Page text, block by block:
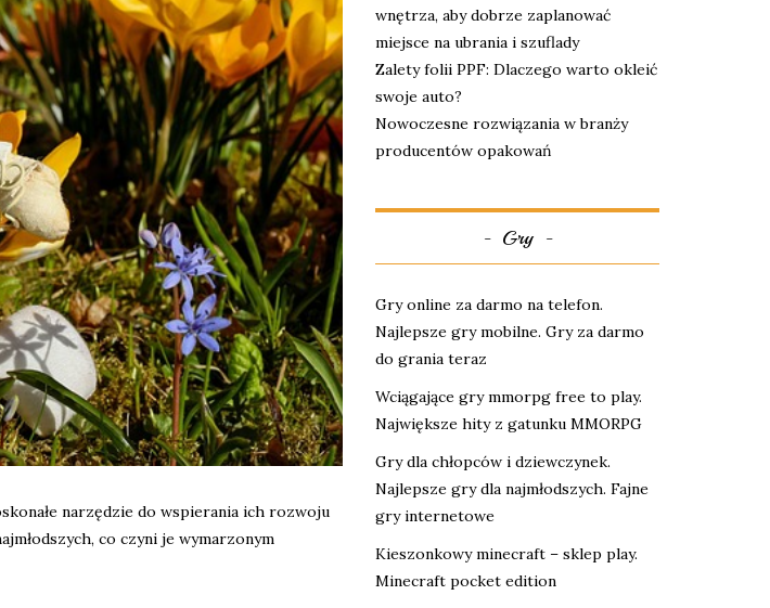
narzędzie do wspierania ich rozwoju
co czyni je wymarzonym
wnętrza, aby dobrze zaplanować
miejsce na ubrania i szuflady
Zalety folii PPF: Dlaczego warto okleić
swoje auto?
Nowoczesne rozwiązania w branży
producentów opakowań
Gry
Gry online za darmo na telefon.
Najlepsze gry mobilne. Gry za darmo
do grania teraz
Wciągające gry mmorpg free to play.
Największe hity z gatunku MMORPG
Gry dla chłopców i dziewczynek.
Najlepsze gry dla najmłodszych. Fajne
gry internetowe
Kieszonkowy minecraft – sklep play.
Minecraft pocket edition